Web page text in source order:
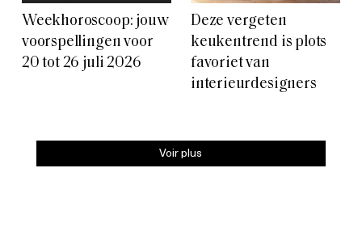
Weekhoroscoop: jouw
voorspellingen voor
20 tot 26 juli 2026
Deze vergeten
keukentrend is plots
favoriet van
interieurdesigners
Voir plus